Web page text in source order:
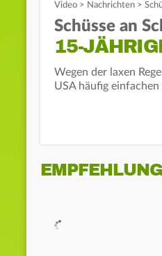
Video > Nachrichten >
Schüsse an
15-
Wegen der laxen
USA häufig